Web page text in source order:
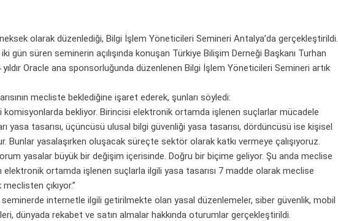
olarak düzenlediği, Bilgi İşlem Yöneticileri Semineri Antalya’da gerçekleştirildi.
gün süren seminerin açılışında konuşan Türkiye Bilişim Derneği Başkanı Turhan
Oracle ana sponsorluğunda düzenlenen Bilgi İşlem Yöneticileri Semineri artık
mecliste beklediğine işaret ederek, şunları söyledi:
bekliyor. Birincisi elektronik ortamda işlenen suçlarlar mücadele
yasa tasarısı, üçüncüsü ulusal bilgi güvenliği yasa tasarısı, dördüncüsü ise kişisel
Bunlar yasalaşırken oluşacak süreçte sektör olarak katkı vermeye çalışıyoruz.
yasalar büyük bir değişim içerisinde. Doğru bir biçime geliyor. Şu anda meclise
ortamda işlenen suçlarla ilgili yasa tasarısı 7 madde olarak meclise
çıkıyor.”
seminerde internetle ilgili getirilmekte olan yasal düzenlemeler, siber güvenlik, mobil
dünyada rekabet ve satın almalar hakkında oturumlar gerçekleştirildi.